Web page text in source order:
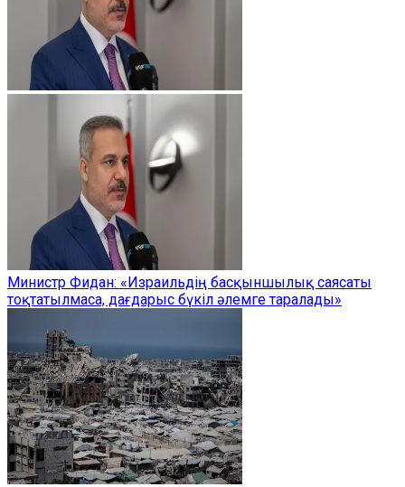
Министр Фидан: «Израильдің басқыншылық саясаты
тоқтатылмаса, дағдарыс бүкіл әлемге таралады»